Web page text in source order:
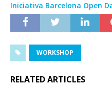
Iniciativa Barcelona Open
WORKSHOP
RELATED ARTICLES